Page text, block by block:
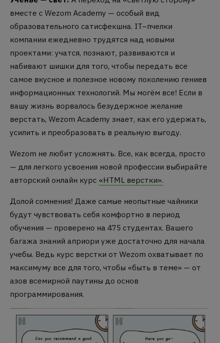
вместе с Wezom Academy — особый вид
образовательного сатисфекшна. IT–пчелки
компании ежедневно трудятся над новыми
проектами: учатся, познают, развиваются и
набивают шишки для того, чтобы передать все
самое вкусное и полезное новому поколению гениев
информационных технологий. Мы могём все! Если в
вашу жизнь ворвалось безудержное желание
верстать, Wezom Academy знает, как его удержать,
усилить и преобразовать в реальную выгоду.
Wezom не любит усложнять. Все, как всегда, просто
— для легкого усвоения новой профессии выбирайте
авторский онлайн курс «HTML верстки».
Долой сомнения! Даже самые неопытные чайники
будут чувствовать себя комфортно в период
обучения — проверено на 475 студентах. Вашего
багажа знаний априори уже достаточно для начала
учебы. Ведь курс верстки от Wezom охватывает по
максимуму все для того, чтобы «быть в теме» — от
азов всемирной паутины до основ
программирования.